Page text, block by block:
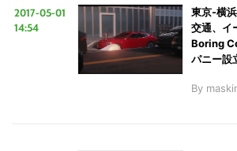
2017-05-01
14:54
東京-横
交通、イ
Boring
パニー設
By